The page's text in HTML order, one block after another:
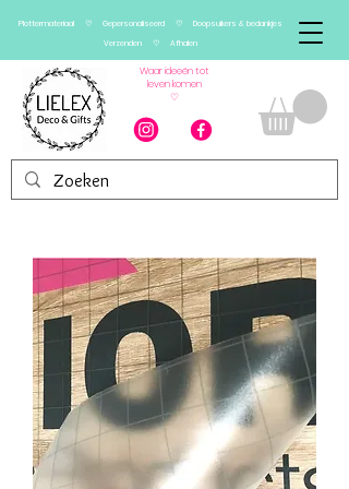
Plottermateriaal ♡ Gepersonaliseerd ♡ Doopsuikers & bedankjes
Verzenden ♡ Afhalen
Waar ideeën tot
leven komen
♡